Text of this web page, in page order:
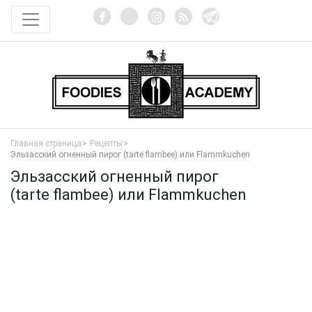
Главная страница
Рецепты
Эльзасский огненный пирог (tarte flambee) или Flammkuchen
Эльзасский огненный пирог
(tarte flambee) или Flammkuchen